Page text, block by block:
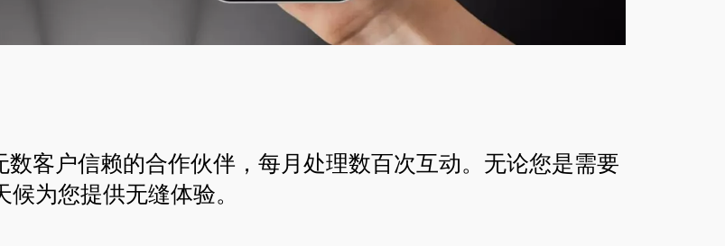
数客户信赖的合作伙伴，每月处理数百次互动。无论您是需要
为您提供无缝体验。